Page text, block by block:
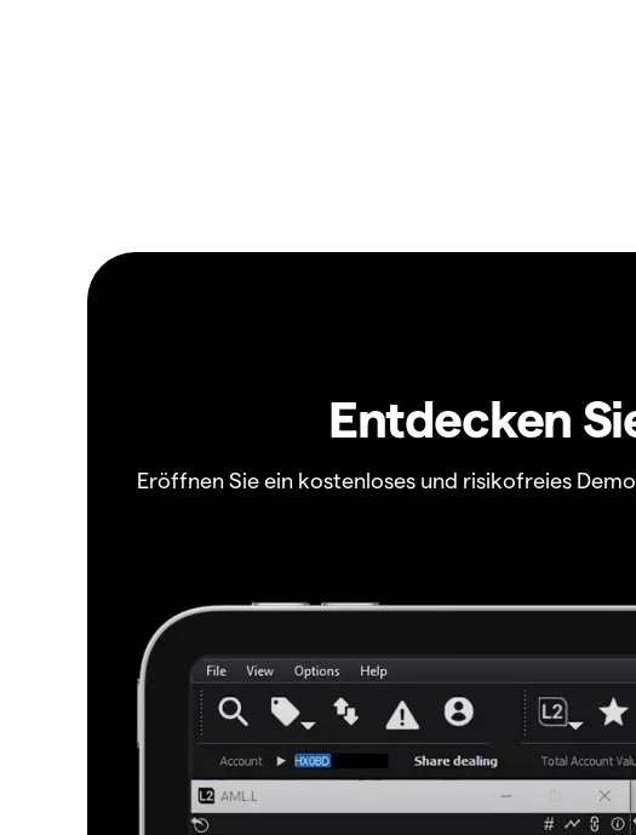
Entdecken
Eröffnen Sie ein kostenloses und risikofreies